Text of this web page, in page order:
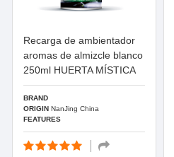
Recarga de ambientador
aromas de almizcle blanco
250ml HUERTA MÍSTICA
BRAND
ORIGINNanJing China
FEATURES